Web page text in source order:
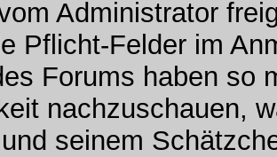
Administrator
Pflicht-Felder im
Forums haben so
nachzuschauen,
seinem